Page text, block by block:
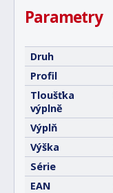
Parametry
Druh
Profil
Tloušťka
výplně
Výplň
Výška
Série
EAN